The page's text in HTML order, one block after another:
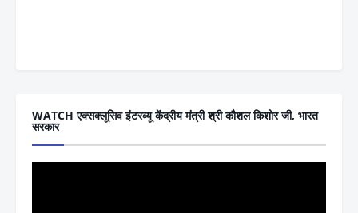
WATCH एक्सक्लूसिव इंटरव्यू केंद्रीय मंत्री श्री कौशल किशोर जी, भारत
सरकार